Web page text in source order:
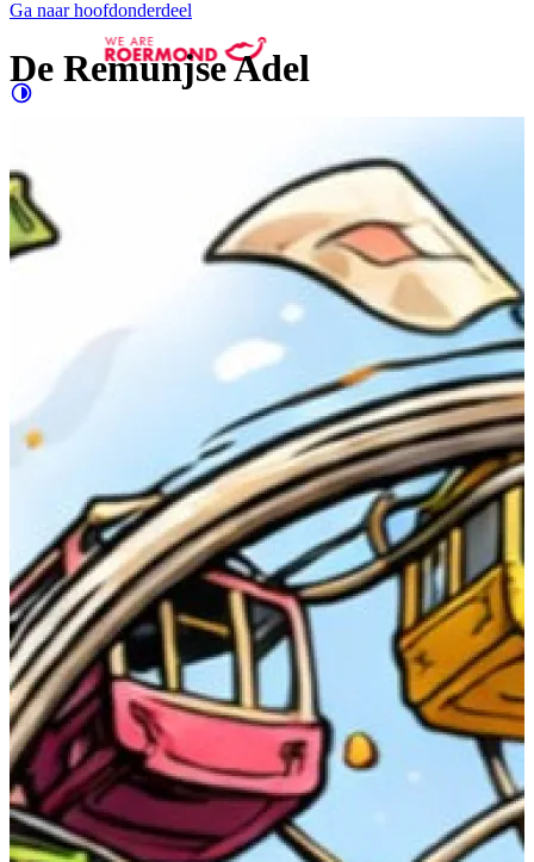
Ga naar hoofdonderdeel
Grotere letters
Shoppen
De Remunjse Adel